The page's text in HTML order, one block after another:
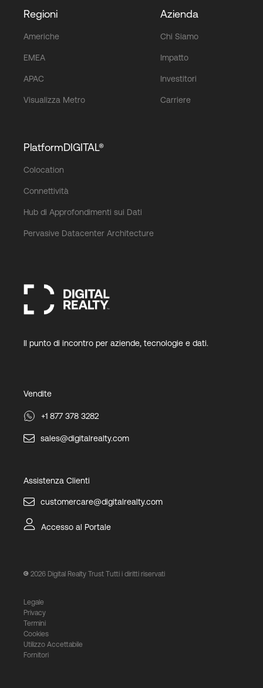
Regioni
Americhe
EMEA
APAC
Visualizza Metro
Azienda
Chi Siamo
Impatto
Investitori
Carriere
PlatformDIGITAL®
Colocation
Connettività
Hub di Approfondimenti sui Dati
Pervasive Datacenter Architecture
Il punto di incontro per aziende, tecnologie e dati.
Vendite
+1 877 378 3282
sales@digitalrealty.com
Assistenza Clienti
customercare@digitalrealty.com
Accesso al Portale
2026 Digital Realty Trust Tutti i diritti riservati
Legale
Privacy
Termini
Cookies
Utilizzo Accettabile
Fornitori